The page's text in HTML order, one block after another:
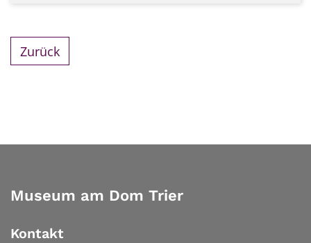
Zurück
Museum am Dom Trier
Kontakt